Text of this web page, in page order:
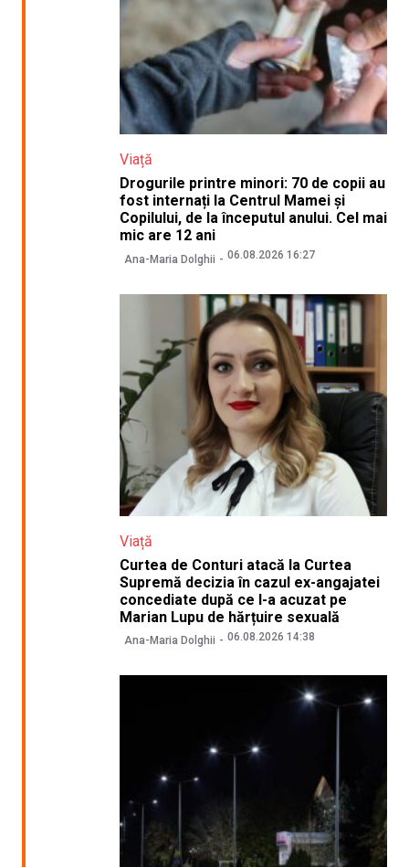
Viață
Drogurile printre minori: 70 de copii au
fost internați la Centrul Mamei și
Copilului, de la începutul anului. Cel mai
mic are 12 ani
Ana-Maria Dolghii 06.08.2026 16:27
Viață
Curtea de Conturi atacă la Curtea
Supremă decizia în cazul ex-angajatei
concediate după ce l-a acuzat pe
Marian Lupu de hărțuire sexuală
Ana-Maria Dolghii 06.08.2026 14:38